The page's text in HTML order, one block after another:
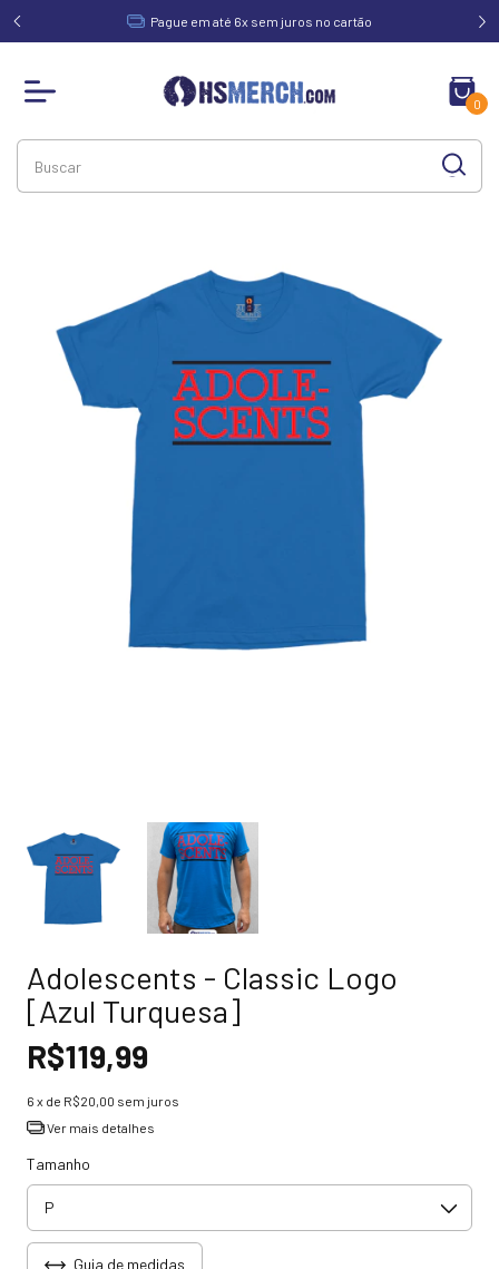
de Pague em até 6x sem juros no cartão
0
Adolescents - Classic Logo
[Azul Turquesa]
R$119,99
6 x de R$20,00 sem juros
Ver mais detalhes
Tamanho
Guia de medidas